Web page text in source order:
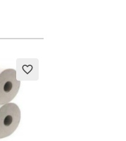
favorite_border